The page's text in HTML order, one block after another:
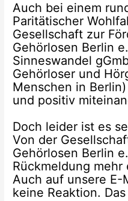
Auch bei einem
Paritätischer
Gesellschaft zur
Gehörlosen Berlin
Sinneswandel
Gehörloser und
Menschen in
und positiv
Doch leider ist es
Von der
Gehörlosen Berlin
Rückmeldung mehr
Auch auf unsere E-
keine Reaktion.